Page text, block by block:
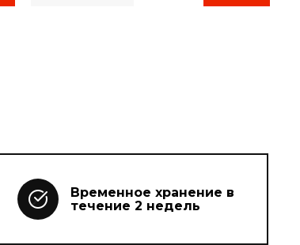
Временное хранение в
течение 2 недель